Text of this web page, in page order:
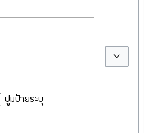
สลับตัวเลือก
ปูมป้ายระบุ